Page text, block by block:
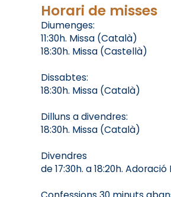
Horari de misses
Diumenges:
11:30h. Missa (Català)
18:30h. Missa (Castellà)
Dissabtes:
18:30h. Missa (Català)
Dilluns a divendres:
18:30h. Missa (Català)
Divendres
de 17:30h. a 18:20h.